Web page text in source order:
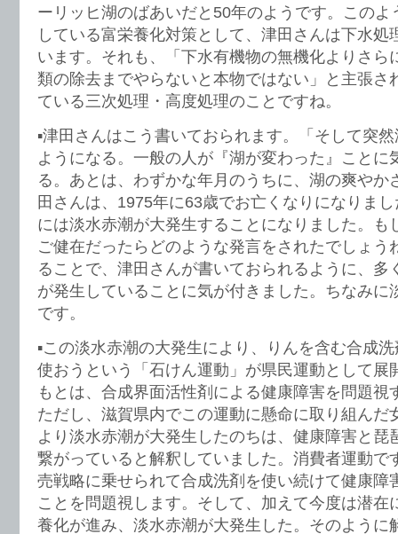
ーリッヒ湖のばあいだと50年のようです。このよ
している富栄養化対策として、津田さんは下水処
います。それも、「下水有機物の無機化よりさら
類の除去までやらないと本物ではない」と主張さ
ている三次処理・高度処理のことですね。
▪️津田さんはこう書いておられます。「そして突
ようになる。一般の人が『湖が変わった』ことに
る。あとは、わずかな年月のうちに、湖の爽やか
田さんは、1975年に63歳でお亡くなりになりま
には淡水赤潮が大発生することになりました。も
ご健在だったらどのような発言をされたでしょう
ることで、津田さんが書いておられるように、多
が発生していることに気が付きました。ちなみに
です。
▪️この淡水赤潮の大発生により、りんを含む合成
使おうという「石けん運動」が県民運動として展
もとは、合成界面活性剤による健康障害を問題視
ただし、滋賀県内でこの運動に懸命に取り組んだ
より淡水赤潮が大発生したのちは、健康障害と琵
繋がっていると解釈していました。消費者運動で
売戦略に乗せられて合成洗剤を使い続けて健康障
ことを問題視します。そして、加えて今度は潜在
養化が進み、淡水赤潮が大発生した。そのように